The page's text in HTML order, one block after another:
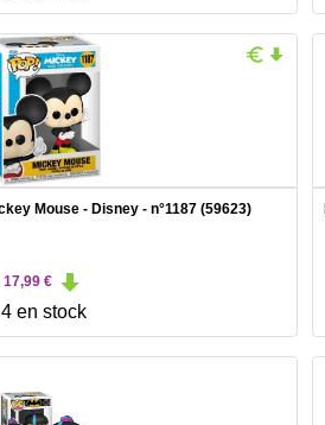
Figurine Funko! Pop - Mickey Mouse - Disney - n°1187 (59623)
17,99 €
4 en stock